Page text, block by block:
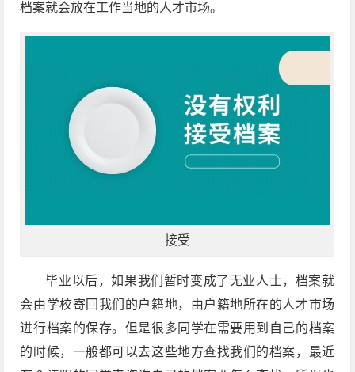
档案就会放在工作当地的人才市场。
接受
毕业以后，如果我们暂时变成了无业人士，档案就
会由学校寄回我们的户籍地，由户籍地所在的人才市场
进行档案的保存。但是很多同学在需要用到自己的档案
的时候，一般都可以去这些地方查找我们的档案，最近